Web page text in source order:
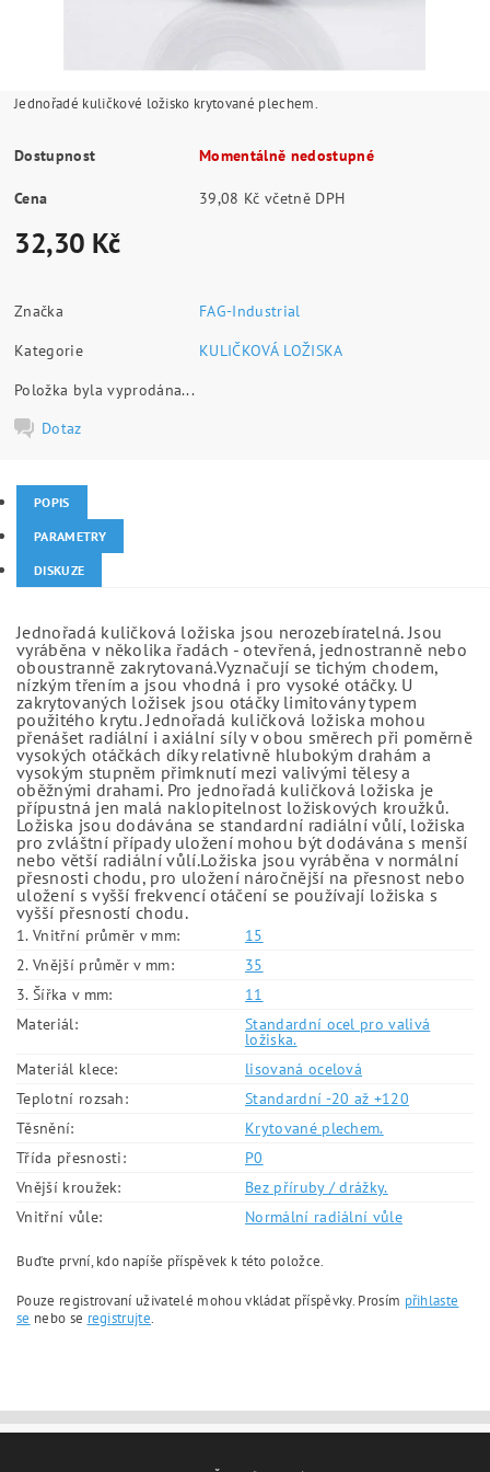
Jednořadé kuličkové ložisko krytované plechem.
Dostupnost Momentálně nedostupné
Cena 39,08 Kč včetně DPH
32,30 Kč
Značka
FAG-Industrial
Kategorie
KULIČKOVÁ LOŽISKA
Položka byla vyprodána...
Dotaz
POPIS
PARAMETRY
DISKUZE
Jednořadá kuličková ložiska jsou nerozebíratelná. Jsou
vyráběna v několika řadách - otevřená, jednostranně nebo
oboustranně zakrytovaná.Vyznačují se tichým chodem,
nízkým třením a jsou vhodná i pro vysoké otáčky. U
zakrytovaných ložisek jsou otáčky limitovány typem
použitého krytu. Jednořadá kuličková ložiska mohou
přenášet radiální i axiální síly v obou směrech při poměrně
vysokých otáčkách díky relativně hlubokým drahám a
vysokým stupněm přimknutí mezi valivými tělesy a
oběžnými drahami. Pro jednořadá kuličková ložiska je
přípustná jen malá naklopitelnost ložiskových kroužků.
Ložiska jsou dodávána se standardní radiální vůlí, ložiska
pro zvláštní případy uložení mohou být dodávána s menší
nebo větší radiální vůlí.Ložiska jsou vyráběna v normální
přesnosti chodu, pro uložení náročnější na přesnost nebo
uložení s vyšší frekvencí otáčení se používají ložiska s
vyšší přesností chodu.
1. Vnitřní průměr v mm:
15
2. Vnější průměr v mm:
35
3. Šířka v mm:
11
Materiál:
Standardní ocel pro valivá
ložiska.
Materiál klece:
lisovaná ocelová
Teplotní rozsah:
Standardní -20 až +120
Těsnění:
Krytované plechem.
Třída přesnosti:
P0
Vnější kroužek:
Bez příruby / drážky.
Vnitřní vůle:
Normální radiální vůle
Buďte první, kdo napíše příspěvek k této položce.
Pouze registrovaní uživatelé mohou vkládat příspěvky. Prosím přihlaste
se nebo se registrujte.